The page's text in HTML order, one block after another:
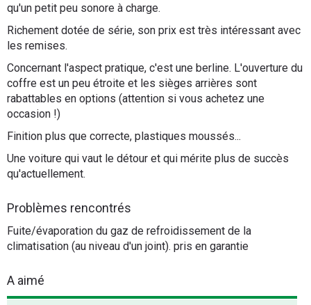
qu'un petit peu sonore à charge.
Richement dotée de série, son prix est très intéressant avec
les remises.
Concernant l'aspect pratique, c'est une berline. L'ouverture du
coffre est un peu étroite et les sièges arrières sont
rabattables en options (attention si vous achetez une
occasion !)
Finition plus que correcte, plastiques moussés...
Une voiture qui vaut le détour et qui mérite plus de succès
qu'actuellement.
Problèmes rencontrés
Fuite/évaporation du gaz de refroidissement de la
climatisation (au niveau d'un joint). pris en garantie
A aimé